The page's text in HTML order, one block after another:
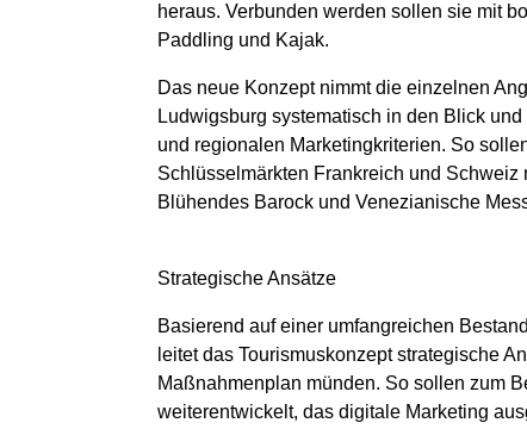
heraus. Verbunden werden sollen sie mit
Paddling und Kajak.
Das neue Konzept nimmt die einzelnen
Ludwigsburg systematisch in den Blick
und regionalen Marketingkriterien. So
Schlüsselmärkten Frankreich und
Blühendes Barock und Venezianische
Strategische Ansätze
Basierend auf einer umfangreichen
leitet das Tourismuskonzept strategische
Maßnahmenplan münden. So sollen zum
weiterentwickelt, das digitale Marketing